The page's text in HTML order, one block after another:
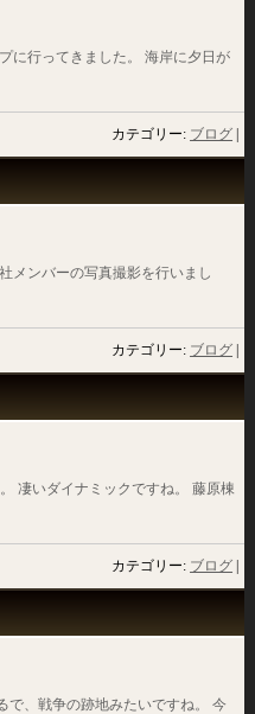
に行ってきました。 海岸に夕日が
カテゴリー: ブログ
メンバーの写真撮影を行いまし
カテゴリー: ブログ
凄いダイナミックですね。 藤原棟
カテゴリー: ブログ
で、戦争の跡地みたいですね。 今